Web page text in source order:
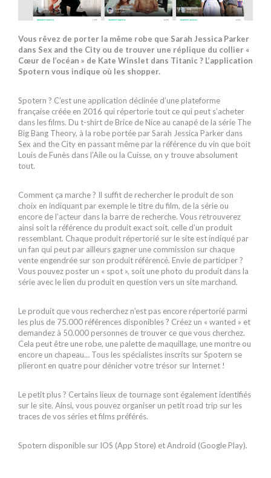
Vous rêvez de porter la même robe que Sarah Jessica Parker
dans Sex and the City ou de trouver une réplique du collier «
Cœur de l’océan » de Kate Winslet dans Titanic ? L’application
Spotern vous indique où les shopper.
Spotern ? C’est une application déclinée d’une plateforme
française créée en 2016 qui répertorie tout ce qui peut s’acheter
dans les films. Du t-shirt de Brice de Nice au canapé de la série The
Big Bang Theory, à la robe portée par Sarah Jessica Parker dans
Sex and the City en passant même par la référence du vin que boit
Louis de Funès dans l’Aile ou la Cuisse, on y trouve absolument
tout.
Comment ça marche ? Il suffit de rechercher le produit de son
choix en indiquant par exemple le titre du film, de la série ou
encore de l’acteur dans la barre de recherche. Vous retrouverez
ainsi soit la référence du produit exact soit, celle d’un produit
ressemblant. Chaque produit répertorié sur le site est indiqué par
un fan qui peut par ailleurs gagner une commission sur chaque
vente engendrée sur son produit référencé. Envie de participer ?
Vous pouvez poster un « spot », soit une photo du produit dans la
série avec le lien du produit en question vers un site marchand.
Le produit que vous recherchez n’est pas encore répertorié parmi
les plus de 75.000 références disponibles ? Créez un « wanted » et
demandez à 50.000 personnes de trouver ce que vous cherchez.
Cela peut être une robe, une palette de maquillage, une montre ou
encore un chapeau… Tous les spécialistes inscrits sur Spotern se
plieront en quatre pour dénicher votre trésor sur Internet !
Le petit plus ? Certains lieux de tournage sont également identifiés
sur le site. Ainsi, vous pouvez organiser un petit road trip sur les
traces de vos séries et films préférés.
Spotern disponible sur IOS (App Store) et Android (Google Play).